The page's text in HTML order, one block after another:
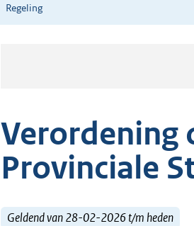
Regeling
Verordening
Provinciale
Geldend van 28-02-2026 t/m heden